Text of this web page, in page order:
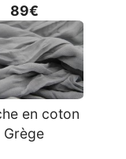
89€
en coton
Grège